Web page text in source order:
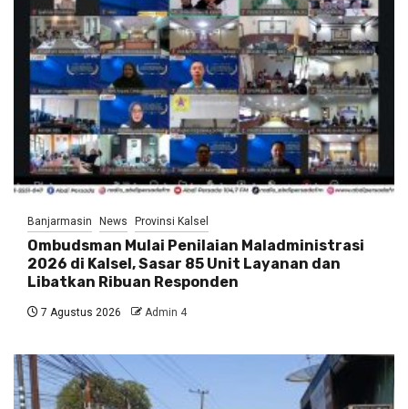
Banjarmasin News Provinsi Kalsel
Ombudsman Mulai Penilaian Maladministrasi
2026 di Kalsel, Sasar 85 Unit Layanan dan
Libatkan Ribuan Responden
7 Agustus 2026 Admin 4